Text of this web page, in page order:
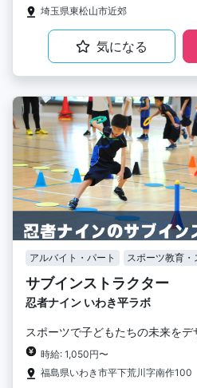
埼玉県東松山市近郊
気になる
アルバイト・パート スポーツ教育・
サブインストラクター
忍者ナイン いわき平ラボ
スポーツで子どもたちの未来をデ
時給: 1,050円〜
福島県いわき市平下荒川字南作100